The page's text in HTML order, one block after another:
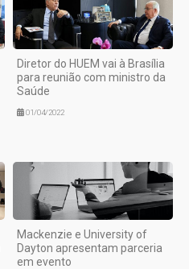
Diretor do HUEM vai à Brasília
para reunião com ministro da
Saúde
01/04/2022
Mackenzie e University of
Dayton apresentam parceria
em evento